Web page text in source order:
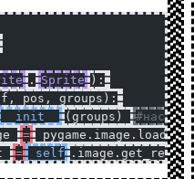
. Sprite ):
pos, groups):
__init__ (groups)
= pygame.image.load(
= self .image.get_rect(